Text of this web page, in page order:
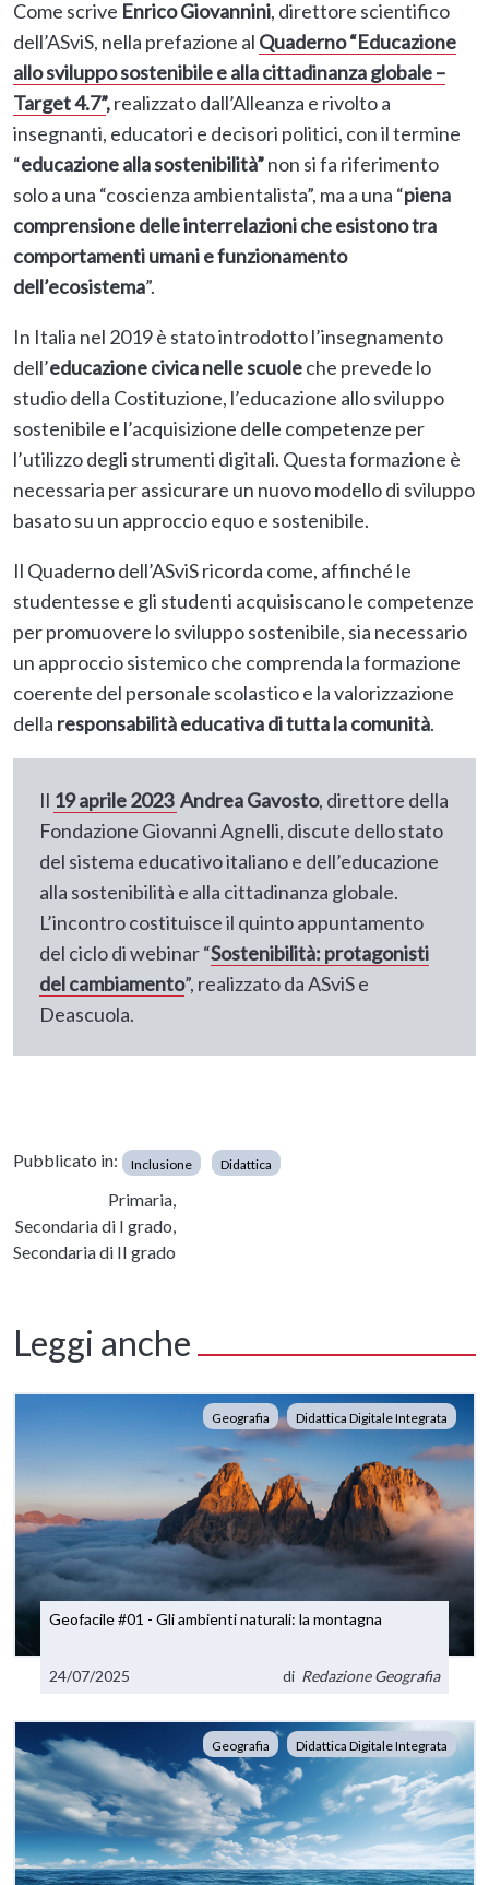
Come scrive Enrico Giovannini, direttore scientifico
dell’ASviS, nella prefazione al Quaderno “Educazione
allo sviluppo sostenibile e alla cittadinanza globale –
Target 4.7”,realizzato dall’Alleanza e rivolto a
insegnanti, educatori e decisori politici, con il termine
“educazione alla sostenibilità”non si fa riferimento
solo a una “coscienza ambientalista”, ma a una “piena
comprensione delle interrelazioni che esistono tra
comportamenti umani e funzionamento
dell’ecosistema”.
In Italia nel 2019 è stato introdotto l’insegnamento
dell’educazione civica nelle scuoleche prevede lo
studio della Costituzione, l’educazione allo sviluppo
sostenibile e l’acquisizione delle competenze per
l’utilizzo degli strumenti digitali. Questa formazione è
necessaria per assicurare un nuovo modello di sviluppo
basato su un approccio equo e sostenibile.
Il Quaderno dell’ASviS ricorda come, affinché le
studentesse e gli studenti acquisiscano le competenze
per promuovere lo sviluppo sostenibile, sia necessario
un approccio sistemico che comprenda la formazione
coerente del personale scolastico e la valorizzazione
della responsabilità educativa di tutta la comunità.
Il 19 aprile 2023 Andrea Gavosto, direttore della
Fondazione Giovanni Agnelli, discute dello stato
del sistema educativo italiano e dell’educazione
alla sostenibilità e alla cittadinanza globale.
L’incontro costituisce il quinto appuntamento
del ciclo di webinar “Sostenibilità: protagonisti
del cambiamento”, realizzato da ASviS e
Deascuola.
Pubblicato in: Inclusione Didattica
Primaria,
Secondaria di I grado,
Secondaria di II grado
Leggi anche
Geografia Didattica Digitale Integrata
Geofacile #01 - Gli ambienti naturali: la montagna
24/07/2025 di Redazione Geografia
Geografia Didattica Digitale Integrata